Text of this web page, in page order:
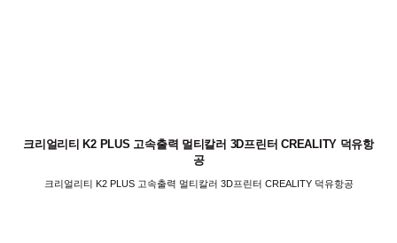
크리얼리티 K2 PLUS 고속출력 멀티칼러 3D프린터 CREALITY 덕유항
공
크리얼리티 K2 PLUS 고속출력 멀티칼러 3D프린터 CREALITY 덕유항공